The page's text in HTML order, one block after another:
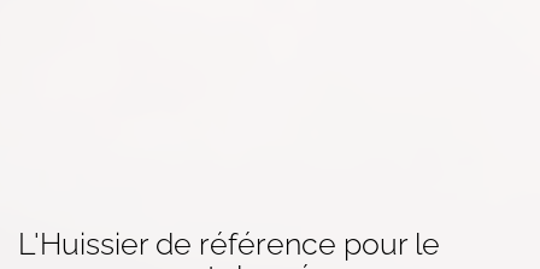
L'Huissier de référence pour le